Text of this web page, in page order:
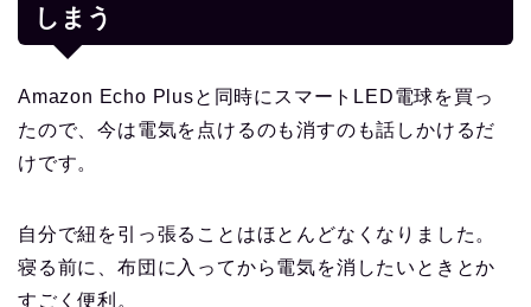
しまう
Amazon Echo Plusと同時にスマートLED電球を買っ
たので、今は電気を点けるのも消すのも話しかけるだ
けです。
自分で紐を引っ張ることはほとんどなくなりました。
寝る前に、布団に入ってから電気を消したいときとか
すごく便利。